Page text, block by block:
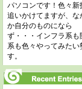
パソコンです！色々新
追いかけてますが、な
か自分のものになら
ず・・・インフラ系も
系も色々やってみたい
す。